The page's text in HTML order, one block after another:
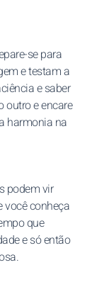
se para
e testam a
e saber
outro e encare
harmonia na
podem vir
você conheça
que
e só então